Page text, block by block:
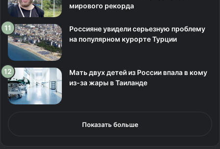
мирового рекорда
Россияне увидели серьезную проблему
на популярном курорте Турции
Мать двух детей из России впала в кому
из-за жары в Таиланде
Показать больше